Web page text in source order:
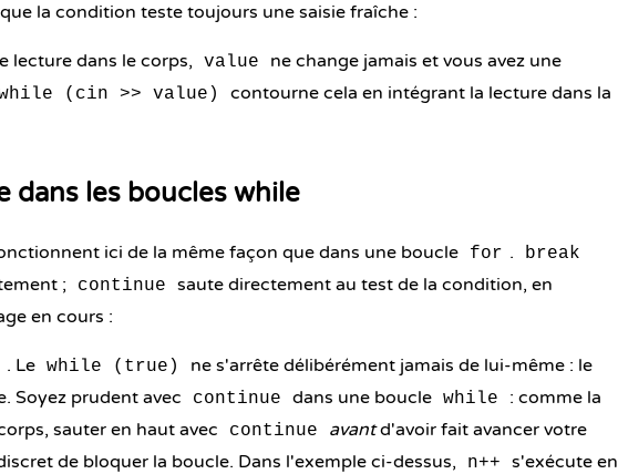
la condition teste toujours une saisie fraîche :
lecture dans le corps, value
ne change jamais et vous avez une
(cin >> value)
contourne cela en intégrant la lecture dans la
dans les boucles while
ici de la même façon que dans une boucle for . break
; continue
saute directement au test de la condition, en
en cours :
. Le while (true) ne s'arrête délibérément jamais de lui-même : le
Soyez prudent avec continue dans une boucle while
: comme la
sauter en haut avec
continue avantd'avoir fait avancer votre
de bloquer la boucle. Dans l'exemple ci-dessus,
n++
s'exécute en